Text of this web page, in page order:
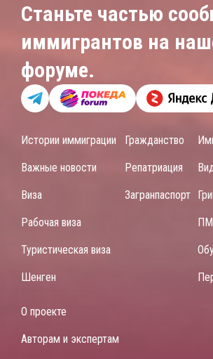
Станьте частью
иммигрантов на
форуме.
Истории иммиграции
Важные новости
Виза
Рабочая виза
Туристическая виза
Шенген
Гражданство
Репатриация
Загранпаспорт
О проекте
Авторам и экспертам